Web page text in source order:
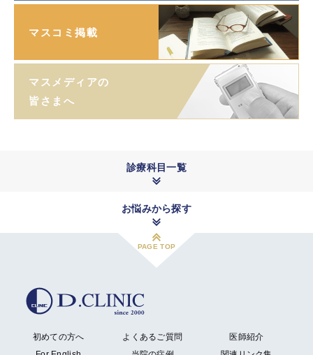
マスコミ掲載
マスメディアの
皆さまへ
診療科目一覧
お悩みから探す
PAGE TOP
初めての方へ よくあるご質問
医師紹介